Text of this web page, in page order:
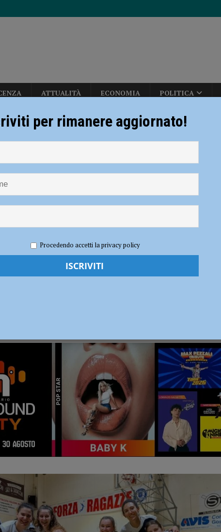
ATTUALITÀ ECONOMIA POLITICA
delle temperature solo dopo ferragosto” – AUDIO
Largo Erfurt e Corso Europa: “sgomberati” dalla polizia locale
non possono mettere in ginocchio gli agricoltori”
sette segnalati e stupefacenti sequestrati
ferendone uno: bloccato e arrestato poco dopo la fuga
e Nibbiano CALCIO
Volley, Serie B1 – Quarto successo per il MioVolley: con Rimont Genova è
B1 – Quarto successo per il
Rimont Genova è 3-0
per rimanere aggiornato!
Procedendo accetti la privacy policy